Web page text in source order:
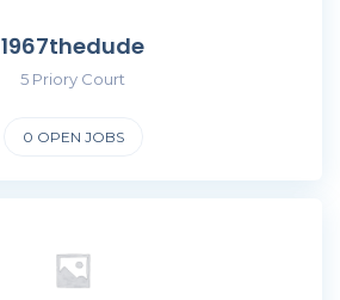
1967thedude
5 Priory Court
0 OPEN JOBS